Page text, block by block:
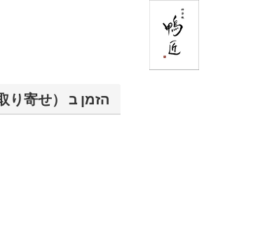
הזמן ב 神楽坂 鴨匠（お取り寄せ）